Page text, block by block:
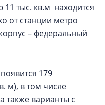
тыс. кв.м находится
от станции метро
– федеральный
179
м), в том числе
также варианты с